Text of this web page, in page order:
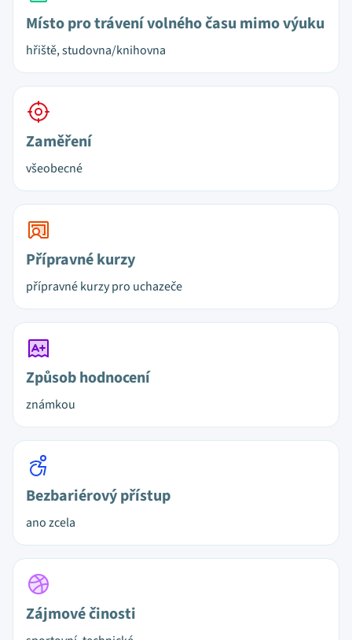
Místo pro trávení volného času mimo výuku
hřiště, studovna/knihovna
Zaměření
všeobecné
Přípravné kurzy
přípravné kurzy pro uchazeče
Způsob hodnocení
známkou
Bezbariérový přístup
ano zcela
Zájmové činosti